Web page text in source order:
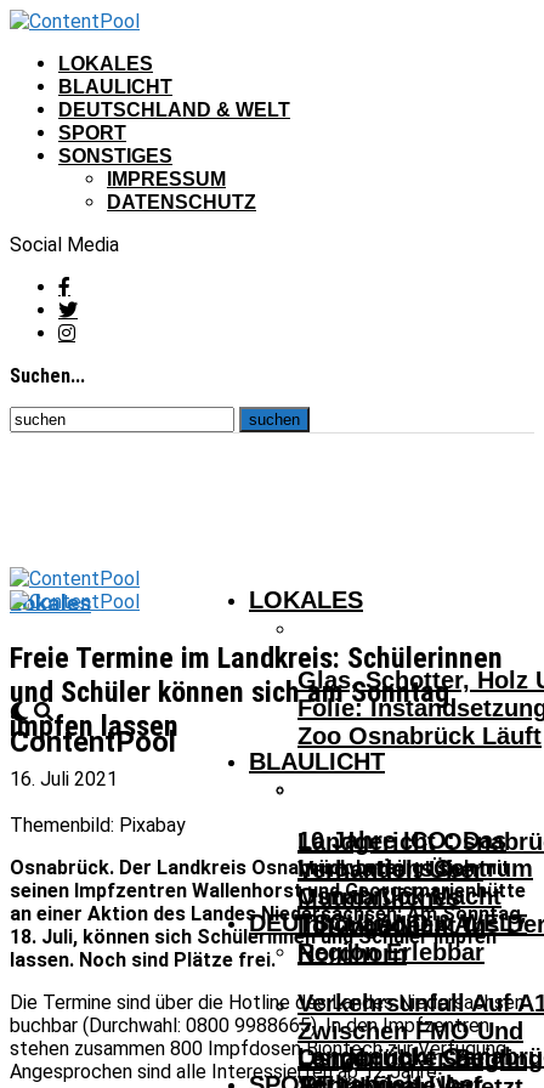
LOKALES
BLAULICHT
DEUTSCHLAND & WELT
SPORT
SONSTIGES
IMPRESSUM
DATENSCHUTZ
Social Media
Suchen...
ContentPool
LOKALES
Glas, Schotter, Holz
Folie:
Zoo Osnabrück Läuft
10 Jahre ICO: Das
InnovationsCentrum
Osnabrück Macht
Innovationen Aus
Region Erlebbar
Landgericht
BLAULICHT
Landgericht
Verhandelt Über
Mutmaßliches
Tötungsdelikt In
Nordhorn
Osnabrücker Beim
DEUTSCHLAND & WELT
Verkehrsunfall Auf
Zwischen FMO Und
Lengerich –
Lokales
Freie Termine im Landkreis: Schülerinnen
und Schüler können sich am Sonntag
impfen lassen
16. Juli 2021
Themenbild: Pixabay
Osnabrück. Der Landkreis Osnabrück beteiligt sich mit
seinen Impfzentren Wallenhorst und Georgsmarienhütte
an einer Aktion des Landes Niedersachsen: Am Sonntag,
18. Juli, können sich Schülerinnen und Schüler impfen
lassen. Noch sind Plätze frei.
Die Termine sind über die Hotline des Landes Niedersachsen
buchbar (Durchwahl: 0800 9988665). In den Impfzentren
stehen zusammen 800 Impfdosen Biontech zur Verfügung.
Angesprochen sind alle Interessierten ab 12 Jahre.